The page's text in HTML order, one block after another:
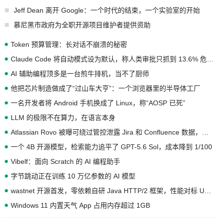
Jeff Dean 离开 Google：一个时代的结束，一个实验室的开始
慕尼黑市政府为全职开源项目维护者提供资助
Token 预算管理：长对话不崩溃的秘密
AI 辅助编程顶多是一台煎牛排机，当不了厨师
他把芯片制造做成了“过山车大亨”：一个浏览器里的半导体工厂
一名开发者将 Android 手机换成了 Linux，称“AOSP 已死”
LLM 的极限不在算力，在语言本身
一个 4B 开源模型，检索能力追平了 GPT-5.6 Sol，成本降到 1/100
Vibelf：面向 Scratch 的 AI 编程助手
字节跳动正在训练 10 万亿参数的 AI 模型
Windows 11 内置天气 App 占用内存超过 1GB